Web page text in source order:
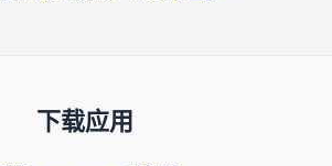
下载应用